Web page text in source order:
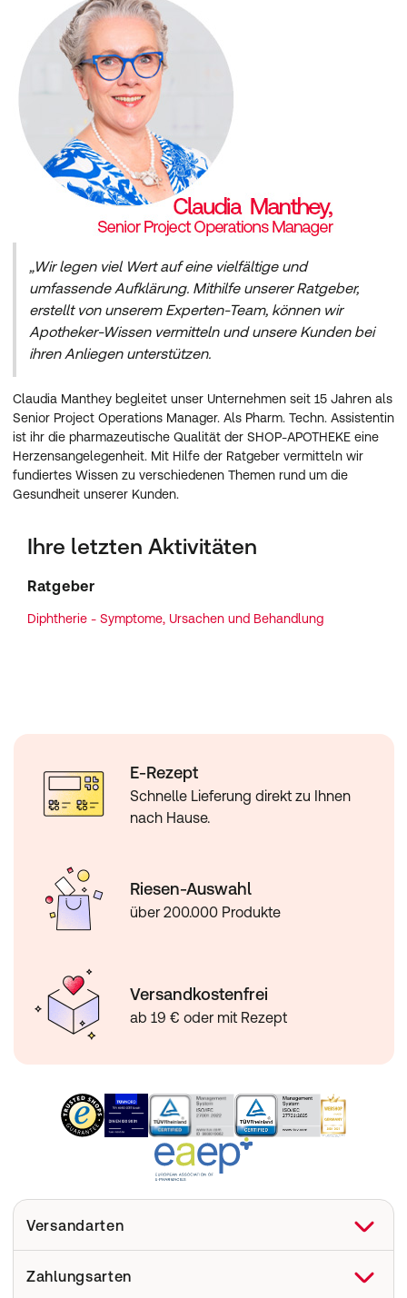
„Wir legen viel Wert auf eine vielfältige und
umfassende Aufklärung. Mithilfe unserer Ratgeber,
erstellt von unserem Experten-Team, können wir
Apotheker-Wissen vermitteln und unsere Kunden bei
ihren Anliegen unterstützen.
Claudia Manthey begleitet unser Unternehmen seit 15 Jahren als
Senior Project Operations Manager. Als Pharm. Techn. Assistentin
ist ihr die pharmazeutische Qualität der SHOP-APOTHEKE eine
Herzensangelegenheit. Mit Hilfe der Ratgeber vermitteln wir
fundiertes Wissen zu verschiedenen Themen rund um die
Gesundheit unserer Kunden.
Ihre letzten Aktivitäten
Ratgeber
Diphtherie - Symptome, Ursachen und Behandlung
E-Rezept
Schnelle Lieferung direkt zu Ihnen
nach Hause.
Riesen-Auswahl
über 200.000 Produkte
Versandkostenfrei
ab 19 € oder mit Rezept
Versandarten
Zahlungsarten